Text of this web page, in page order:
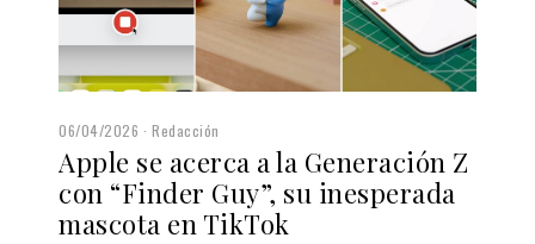
06/04/2026 Redacción
Apple se acerca a la Generación Z
con “Finder Guy”, su inesperada
mascota en TikTok